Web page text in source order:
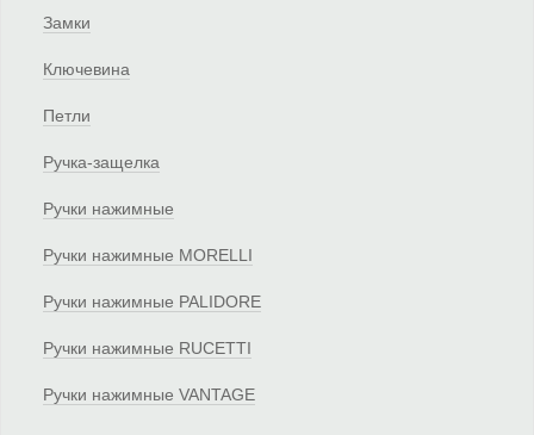
Замки
Ключевина
Петли
Ручка-защелка
Ручки нажимные
Ручки нажимные MORELLI
Ручки нажимные PALIDORE
Ручки нажимные RUCETTI
Ручки нажимные VANTAGE